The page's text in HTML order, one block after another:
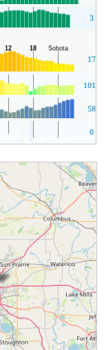
3
17
1011
58
0